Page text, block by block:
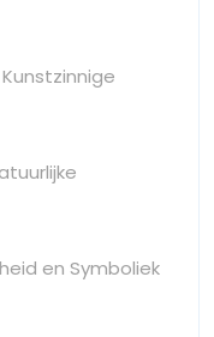
en Symboliek